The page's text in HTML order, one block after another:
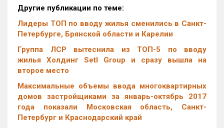
Другие публикации по теме:
Лидеры ТОП по вводу жилья сменились в Санкт-
Петербурге, Брянской области и Карелии
Группа ЛСР вытеснила из ТОП-5 по вводу
жилья Холдинг Setl Group и сразу вышла на
второе место
Максимальные объемы ввода многоквартирных
домов застройщиками за январь-октябрь 2017
года показали Московская область, Санкт-
Петербург и Краснодарский край